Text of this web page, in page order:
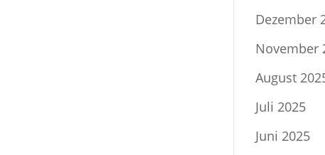
Dezember
November
August
Juli 2025
Juni 2025